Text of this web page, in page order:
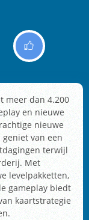
meer dan 4.200
en nieuwe
nieuwe
van een
terwijl
Met
levelpakketten,
gameplay biedt
kaartstrategie